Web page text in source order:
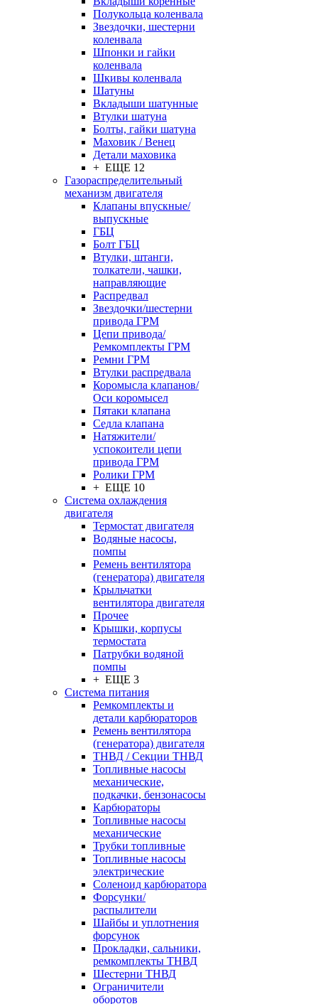
Полукольца коленвала
Звездочки, шестерни
коленвала
Шпонки и гайки
коленвала
Шкивы коленвала
Шатуны
Вкладыши шатунные
Втулки шатуна
Болты, гайки шатуна
Маховик / Венец
Детали маховика
+ ЕЩЕ 12
Газораспределительный
механизм двигателя
Клапаны впускные/
выпускные
ГБЦ
Болт ГБЦ
Втулки, штанги,
толкатели, чашки,
направляющие
Распредвал
Звездочки/шестерни
привода ГРМ
Цепи привода/
Ремкомплекты ГРМ
Ремни ГРМ
Втулки распредвала
Коромысла клапанов/
Оси коромысел
Пятаки клапана
Седла клапана
Натяжители/
успокоители цепи
привода ГРМ
Ролики ГРМ
+ ЕЩЕ 10
Система охлаждения
двигателя
Термостат двигателя
Водяные насосы,
помпы
Ремень вентилятора
(генератора) двигателя
Крыльчатки
вентилятора двигателя
Прочее
Крышки, корпусы
термостата
Патрубки водяной
помпы
+ ЕЩЕ 3
Система питания
Ремкомплекты и
детали карбюраторов
Ремень вентилятора
(генератора) двигателя
ТНВД / Секции ТНВД
Топливные насосы
механические,
подкачки, бензонасосы
Карбюраторы
Топливные насосы
механические
Трубки топливные
Топливные насосы
электрические
Соленоид карбюратора
Форсунки/
распылители
Шайбы и уплотнения
форсунок
Прокладки, сальники,
ремкомплекты ТНВД
Шестерни ТНВД
Ограничители
оборотов